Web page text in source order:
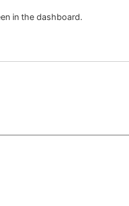
in the dashboard.